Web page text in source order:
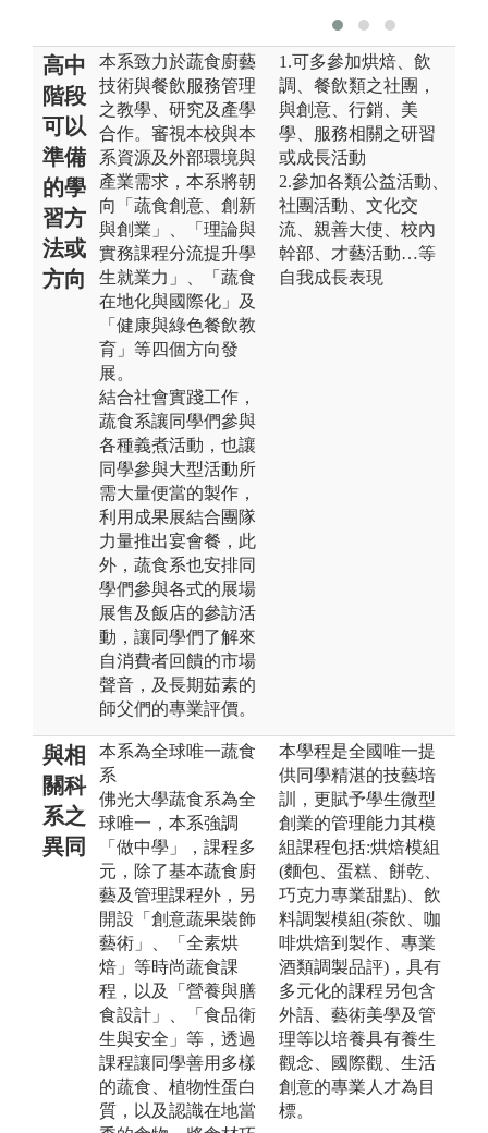
高中
階段
可以
準備
的學
習方
法或
方向
本系致力於蔬食廚藝
技術與餐飲服務管理
之教學、研究及產學
合作。審視本校與本
系資源及外部環境與
產業需求，本系將朝
向「蔬食創意、創新
與創業」、「理論與
實務課程分流提升學
生就業力」、「蔬食
在地化與國際化」及
「健康與綠色餐飲教
育」等四個方向發
展。
結合社會實踐工作，
蔬食系讓同學們參與
各種義煮活動，也讓
同學參與大型活動所
需大量便當的製作，
利用成果展結合團隊
力量推出宴會餐，此
外，蔬食系也安排同
學們參與各式的展場
展售及飯店的參訪活
動，讓同學們了解來
自消費者回饋的市場
聲音，及長期茹素的
師父們的專業評價。
1.可多參加烘焙、飲
調、餐飲類之社團，
與創意、行銷、美
學、服務相關之研習
或成長活動
2.參加各類公益活動、
社團活動、文化交
流、親善大使、校內
幹部、才藝活動…等
自我成長表現
與相
關科
系之
異同
本系為全球唯一蔬食
系
佛光大學蔬食系為全
球唯一，本系強調
「做中學」，課程多
元，除了基本蔬食廚
藝及管理課程外，另
開設「創意蔬果裝飾
藝術」、「全素烘
焙」等時尚蔬食課
程，以及「營養與膳
食設計」、「食品衛
生與安全」等，透過
課程讓同學善用多樣
的蔬食、植物性蛋白
質，以及認識在地當
本學程是全國唯一提
供同學精湛的技藝培
訓，更賦予學生微型
創業的管理能力其模
組課程包括:烘焙模組
(麵包、蛋糕、餅乾、
巧克力專業甜點)、飲
料調製模組(茶飲、咖
啡烘焙到製作、專業
酒類調製品評)，具有
多元化的課程另包含
外語、藝術美學及管
理等以培養具有養生
觀念、國際觀、生活
創意的專業人才為目
標。